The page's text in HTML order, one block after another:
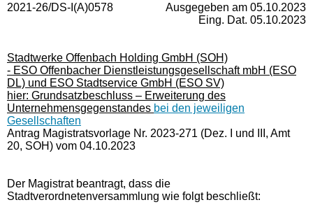
2021-26/DS-I(A)0578
Ausgegeben am 05.10.2023
Eing. Dat. 05.10.2023
Stadtwerke Offenbach Holding GmbH (SOH)
- ESO Offenbacher Dienstleistungsgesellschaft mbH (ESO
DL) und ESO Stadtservice GmbH (ESO SV)
hier: Grundsatzbeschluss – Erweiterung des
Unternehmensgegenstandes bei den jeweiligen
Gesellschaften
Antrag Magistratsvorlage Nr. 2023-271 (Dez. I und III, Amt
20, SOH) vom 04.10.2023
Der Magistrat beantragt, dass die
Stadtverordnetenversammlung wie folgt beschließt: